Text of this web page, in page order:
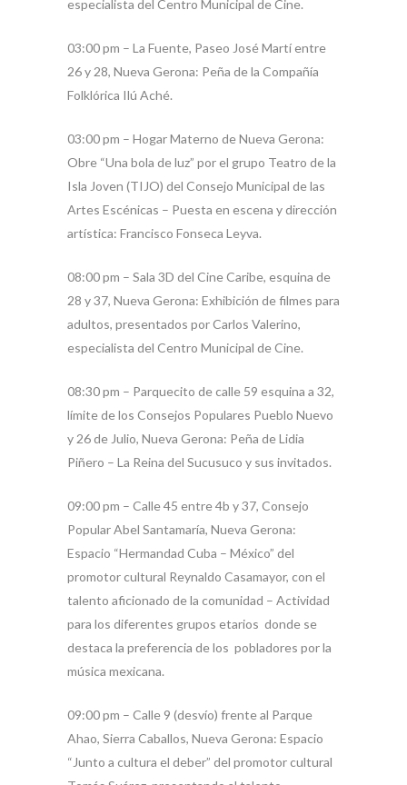
especialista del Centro Municipal de Cine.
03:00 pm – La Fuente, Paseo José Martí entre
26 y 28, Nueva Gerona: Peña de la Compañía
Folklórica Ilú Aché.
03:00 pm – Hogar Materno de Nueva Gerona:
Obre “Una bola de luz” por el grupo Teatro de la
Isla Joven (TIJO) del Consejo Municipal de las
Artes Escénicas – Puesta en escena y dirección
artística: Francisco Fonseca Leyva.
08:00 pm – Sala 3D del Cine Caribe, esquina de
28 y 37, Nueva Gerona: Exhibición de filmes para
adultos, presentados por Carlos Valerino,
especialista del Centro Municipal de Cine.
08:30 pm – Parquecito de calle 59 esquina a 32,
límite de los Consejos Populares Pueblo Nuevo
y 26 de Julio, Nueva Gerona: Peña de Lidia
Piñero – La Reina del Sucusuco y sus invitados.
09:00 pm – Calle 45 entre 4b y 37, Consejo
Popular Abel Santamaría, Nueva Gerona:
Espacio “Hermandad Cuba – México” del
promotor cultural Reynaldo Casamayor, con el
talento aficionado de la comunidad – Actividad
para los diferentes grupos etarios donde se
destaca la preferencia de los pobladores por la
música mexicana.
09:00 pm – Calle 9 (desvío) frente al Parque
Ahao, Sierra Caballos, Nueva Gerona: Espacio
“Junto a cultura el deber” del promotor cultural